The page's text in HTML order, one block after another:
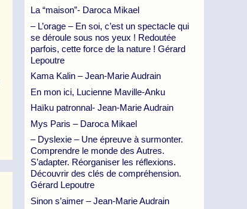
La “maison”- Daroca Mikael
– L’orage – En soi, c’est un spectacle qui
se déroule sous nos yeux ! Redoutée
parfois, cette force de la nature ! Gérard
Lepoutre
Kama Kalin – Jean-Marie Audrain
En mon ici, Lucienne Maville-Anku
Haïku patronnal- Jean-Marie Audrain
Mys Paris – Daroca Mikael
– Dyslexie – Une épreuve à surmonter.
Comprendre le monde des Autres.
S’adapter. Réorganiser les réflexions.
Découvrir des clés de compréhension.
Gérard Lepoutre
Sinon s’aimer – Jean-Marie Audrain